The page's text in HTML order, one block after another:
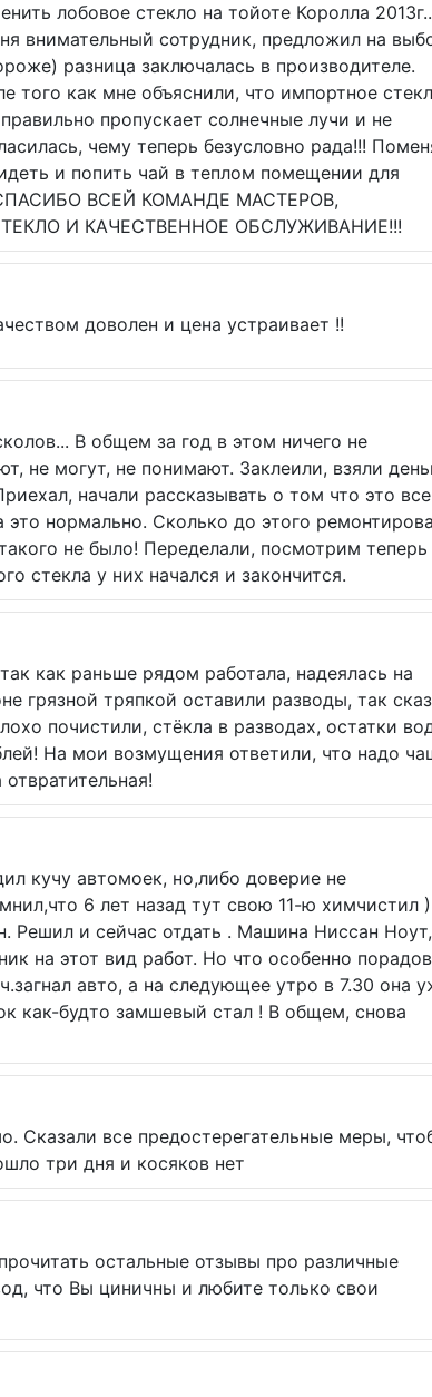
лобовое стекло на тойоте Королла
внимательный сотрудник, предложил на
разница заключалась в производителе.
того как мне объяснили, что импортное
пропускает солнечные лучи и не
чему теперь безусловно рада!!!
и попить чай в теплом помещении для
СПАСИБО ВСЕЙ КОМАНДЕ МАСТЕРОВ,
И КАЧЕСТВЕННОЕ ОБСЛУЖИВАНИЕ!!!
доволен и цена устраивает !!
В общем за год в этом ничего не
не могут, не понимают. Заклеили, взяли
начали рассказывать о том что это
это нормально. Сколько до этого
не было! Переделали, посмотрим теперь
стекла у них начался и закончится.
как раньше рядом работала, надеялась на
грязной тряпкой оставили разводы, так
почистили, стёкла в разводах, остатки
На мои возмущения ответили, что надо
кучу автомоек, но,либо доверие не
6 лет назад тут свою 11-ю химчистил )
Решил и сейчас отдать . Машина Ниссан
на этот вид работ. Но что особенно
авто, а на следующее утро в 7.30 она
как-будто замшевый стал ! В общем, снова
Сказали все предостерегательные меры,
три дня и косяков нет
остальные отзывы про различные
что Вы циничны и любите только свои